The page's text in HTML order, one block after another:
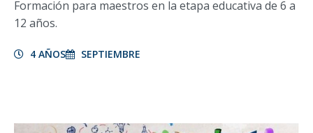
Formación para maestros en la etapa educativa de 6 a
12 años.
4 AÑOS SEPTIEMBRE